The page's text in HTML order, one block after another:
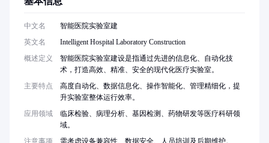
中文名
智能医院实验室建
英文名
Intelligent Hospital Laboratory Construction
概述定义
智能医院实验室建设是指通过先进的信息化、自动化技
术，打造高效、精准、安全的现代化医疗实验室。
主要特点
高度自动化、数据信息化、操作智能化、管理精细化，提
升实验室整体运行效率。
应用领域
临床检验、病理分析、基因检测、药物研发等医疗科研领
域。
注意事项
需考虑设备兼容性、数据安全、人员培训及后期维护。